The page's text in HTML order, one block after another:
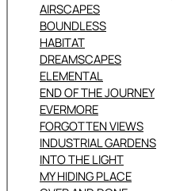
AIRSCAPES
BOUNDLESS
HABITAT
DREAMSCAPES
ELEMENTAL
END OF THE JOURNEY
EVERMORE
FORGOTTEN VIEWS
INDUSTRIAL GARDENS
INTO THE LIGHT
MY HIDING PLACE